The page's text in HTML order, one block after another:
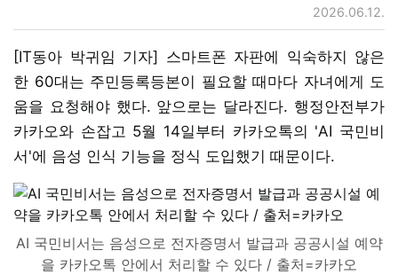
2026.06.12.
[IT동아 박귀임 기자] 스마트폰 자판에 익숙하지 않은
한 60대는 주민등록등본이 필요할 때마다 자녀에게 도
움을 요청해야 했다. 앞으로는 달라진다. 행정안전부가
카카오와 손잡고 5월 14일부터 카카오톡의 'AI 국민비
서'에 음성 인식 기능을 정식 도입했기 때문이다.
AI 국민비서는 음성으로 전자증명서 발급과 공공시설 예약
을 카카오톡 안에서 처리할 수 있다 / 출처=카카오